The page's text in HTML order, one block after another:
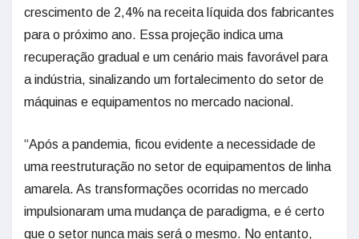
crescimento de 2,4% na receita líquida dos fabricantes
para o próximo ano. Essa projeção indica uma
recuperação gradual e um cenário mais favorável para
a indústria, sinalizando um fortalecimento do setor de
máquinas e equipamentos no mercado nacional.
“Após a pandemia, ficou evidente a necessidade de
uma reestruturação no setor de equipamentos de linha
amarela. As transformações ocorridas no mercado
impulsionaram uma mudança de paradigma, e é certo
que o setor nunca mais será o mesmo. No entanto,